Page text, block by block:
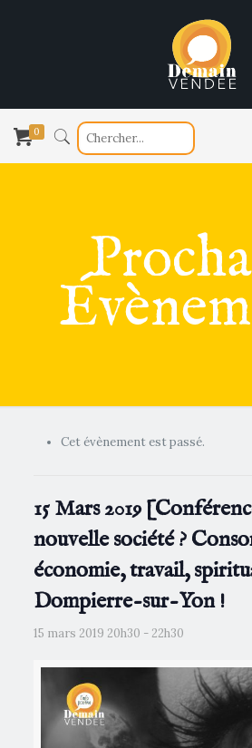
0
Cet évènement est passé.
15 Mars 2019
nouvelle société ?
économie, travail,
Dompierre-sur-Yon !
15 mars 2019 20h30 - 22h30